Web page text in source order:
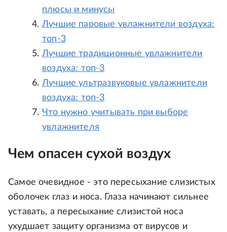
плюсы и минусы
Лучшие паровые увлажнители воздуха:
топ-3
Лучшие традиционные увлажнители
воздуха: топ-3
Лучшие ультразвуковые увлажнители
воздуха: топ-3
Что нужно учитывать при выборе
увлажнителя
Чем опасен сухой воздух
Самое очевидное - это пересыхание слизистых
оболочек глаз и носа. Глаза начинают сильнее
уставать, а пересыхание слизистой носа
ухудшает защиту организма от вирусов и